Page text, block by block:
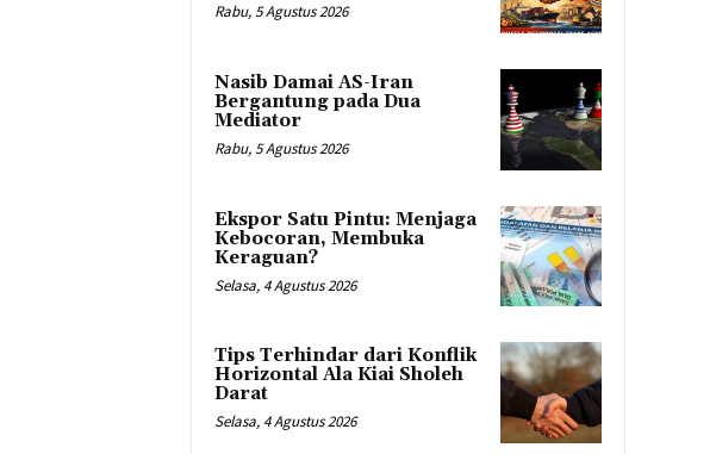
Rabu, 5 Agustus 2026
Nasib Damai AS-Iran
Bergantung pada Dua
Mediator
Rabu, 5 Agustus 2026
Ekspor Satu Pintu: Menjaga
Kebocoran, Membuka
Keraguan?
Selasa, 4 Agustus 2026
Tips Terhindar dari Konflik
Horizontal Ala Kiai Sholeh
Darat
Selasa, 4 Agustus 2026